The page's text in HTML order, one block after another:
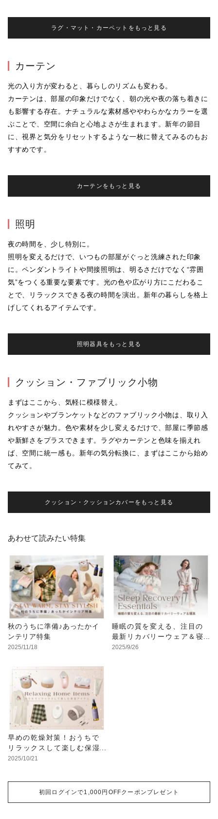
ラグ・マット・カーペットをもっと見る
カーテン
光の入り方が変わると、暮らしのリズムも変わる。
カーテンは、部屋の印象だけでなく、朝の光や夜の落ち着きに
も影響する存在。ナチュラルな素材感ややわらかなカラーを選
ぶことで、空間に余白と心地よさが生まれます。新年の節目
に、視界と気分をリセットするような一枚に替えてみるのもお
すすめです。
カーテンをもっと見る
照明
夜の時間を、少し特別に。
照明を変えるだけで、いつもの部屋がぐっと洗練された印象
に。ペンダントライトや間接照明は、明るさだけでなく“雰囲
気”をつくる重要な要素です。光の色や広がり方にこだわるこ
とで、リラックスできる夜の時間を演出。新年の暮らしを格上
げしてくれるアイテムです。
照明器具をもっと見る
クッション・ファブリック小物
まずはここから、気軽に模様替え。
クッションやブランケットなどのファブリック小物は、取り入
れやすさが魅力。色や素材を少し変えるだけで、部屋に季節感
や新鮮さをプラスできます。ラグやカーテンと色味を揃えれ
ば、空間に統一感も。新年の気分転換に、まずはここから始め
てみて。
クッション・クッションカバーをもっと見る
あわせて読みたい特集
秋のうちに準備♪あったかイ
ンテリア特集
2025/11/18
睡眠の質を変える、注目の
最新リカバリーウェア＆寝
具
2025/9/26
早めの乾燥対策！おうちで
リラックスして楽しむ保湿
アイテム
2025/10/21
初回ログインで1,000円OFFクーポンプレゼント